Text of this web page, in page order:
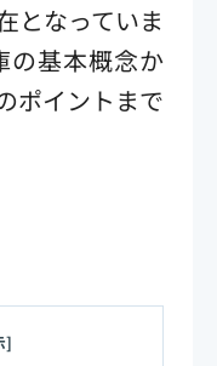
となっていま
の基本概念か
ポイントまで
]